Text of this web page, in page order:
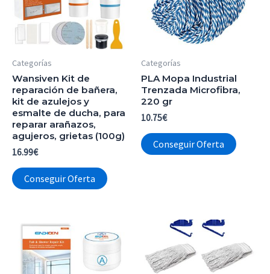
Categorías
Wansiven Kit de
reparación de bañera,
kit de azulejos y
esmalte de ducha, para
reparar arañazos,
agujeros, grietas (100g)
16.99€
Conseguir Oferta
Categorías
PLA Mopa Industrial
Trenzada Microfibra,
220 gr
10.75€
Conseguir Oferta